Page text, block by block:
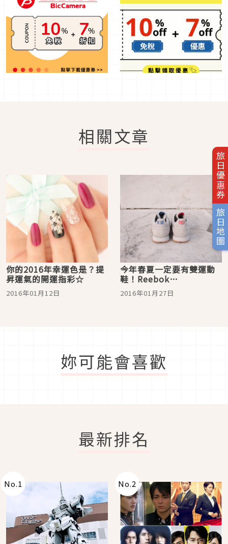
旅日優惠券
旅日地圖
相關文章
你的2016年幸運色是？提
昇運氣的開運指彩☆
2016年01月12日
今年春夏一定要有雙運動
鞋！Reebok
CLASSIC×Kendrick
Lamar聯名設計第二彈
2016年01月27日
妳可能會喜歡
最新排名
No.1 No.2